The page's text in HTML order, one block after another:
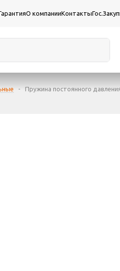
О компанииКонтакты
- Пружина постоянного